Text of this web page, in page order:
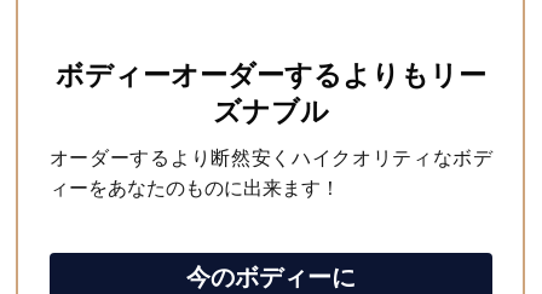
ボディーオーダーするよりもリー
ズナブル
オーダーするより断然安くハイクオリティなボデ
ィーをあなたのものに出来ます！
今のボディーに